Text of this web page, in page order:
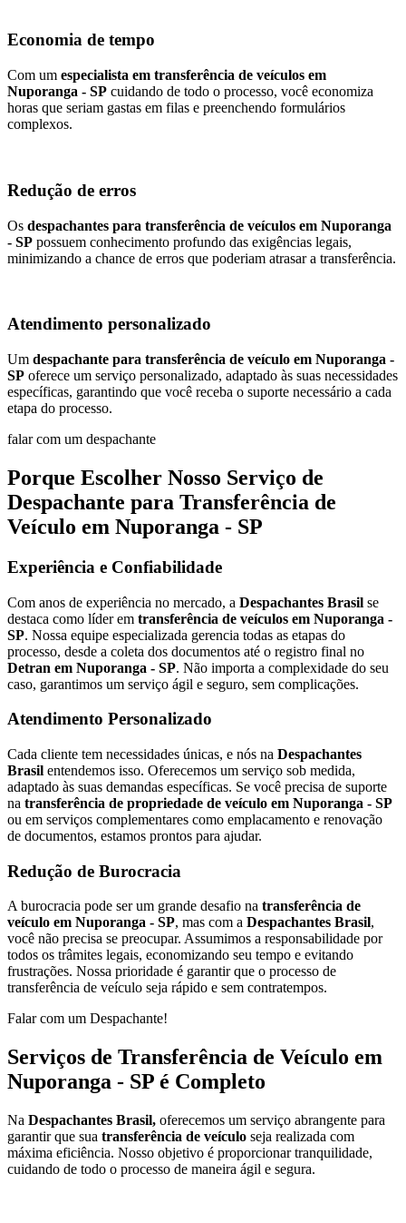
Economia de tempo
Com um especialista em transferência de veículos em
Nuporanga - SP cuidando de todo o processo, você economiza
horas que seriam gastas em filas e preenchendo formulários
complexos.
Redução de erros
Os despachantes para transferência de veículos em Nuporanga
- SP possuem conhecimento profundo das exigências legais,
minimizando a chance de erros que poderiam atrasar a transferência.
Atendimento personalizado
Um despachante para transferência de veículo em Nuporanga -
SP oferece um serviço personalizado, adaptado às suas necessidades
específicas, garantindo que você receba o suporte necessário a cada
etapa do processo.
falar com um despachante
Porque Escolher Nosso Serviço de
Despachante para Transferência de
Veículo em Nuporanga - SP
Experiência e Confiabilidade
Com anos de experiência no mercado, a Despachantes Brasil se
destaca como líder em transferência de veículos em Nuporanga -
SP. Nossa equipe especializada gerencia todas as etapas do
processo, desde a coleta dos documentos até o registro final no
Detran em Nuporanga - SP. Não importa a complexidade do seu
caso, garantimos um serviço ágil e seguro, sem complicações.
Atendimento Personalizado
Cada cliente tem necessidades únicas, e nós na Despachantes
Brasil entendemos isso. Oferecemos um serviço sob medida,
adaptado às suas demandas específicas. Se você precisa de suporte
na transferência de propriedade de veículo em Nuporanga - SP
ou em serviços complementares como emplacamento e renovação
de documentos, estamos prontos para ajudar.
Redução de Burocracia
A burocracia pode ser um grande desafio na transferência de
veículo em Nuporanga - SP, mas com a Despachantes Brasil,
você não precisa se preocupar. Assumimos a responsabilidade por
todos os trâmites legais, economizando seu tempo e evitando
frustrações. Nossa prioridade é garantir que o processo de
transferência de veículo seja rápido e sem contratempos.
Falar com um Despachante!
Serviços de Transferência de Veículo em
Nuporanga - SP é Completo
Na Despachantes Brasil, oferecemos um serviço abrangente para
garantir que sua transferência de veículo seja realizada com
máxima eficiência. Nosso objetivo é proporcionar tranquilidade,
cuidando de todo o processo de maneira ágil e segura.